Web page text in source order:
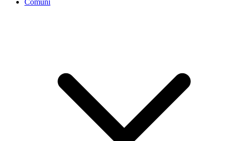
Comuni